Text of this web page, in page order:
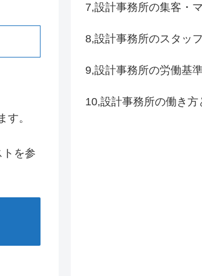
。
を参
7,設計事務所の集客・
8,設計事務所のスタッ
9,設計事務所の労働基
10,設計事務所の働き